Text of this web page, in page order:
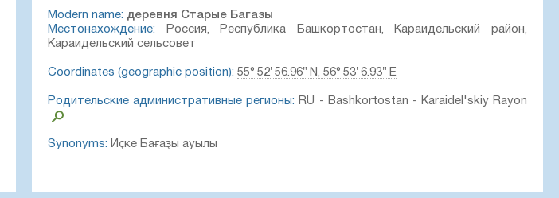
Modern name: деревня Старые Багазы
Местонахождение: Россия, Республика Башкортостан, Караидельский район,
Караидельский сельсовет
Coordinates (geographic position): 55° 52′ 56.96″ N, 56° 53′ 6.93″ E
Родительские административные регионы: RU - Bashkortostan - Karaidel'skiy Rayon
Synonyms: Иҫке Бағаҙы ауылы